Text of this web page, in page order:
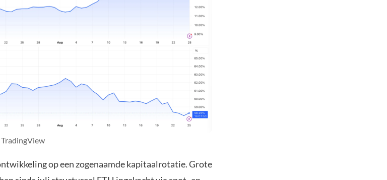
op een zogenaamde kapitaalrotatie. Grote